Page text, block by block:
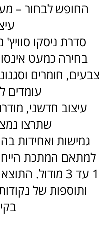
החופש לבחור –
סדרת ניסקו
בחירה כמעט
צבעים, חומרים
עומדים
עיצוב חדשני,
שתרצו
גמישות ואחידות
למתאם המתכת
1 עד 3 מודול.
ותוספות של